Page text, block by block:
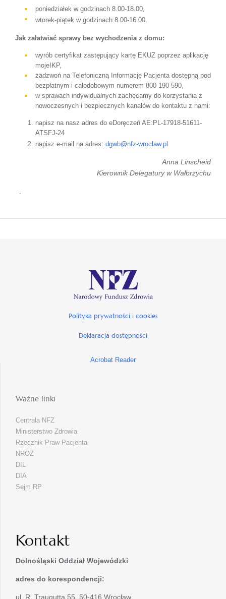
poniedziałek w godzinach 8.00-18.00,
wtorek-piątek w godzinach 8.00-16.00.
Jak załatwiać sprawy bez wychodzenia z domu:
wyrób certyfikat zastępujący kartę EKUZ poprzez aplikację
mojeIKP,
zadzwoń na Telefoniczną Informację Pacjenta dostępną pod
bezpłatnym i całodobowym numerem 800 190 590,
w sprawach indywidualnych zachęcamy do korzystania z
nowoczesnych i bezpiecznych kanałów do kontaktu z nami:
napisz na nasz adres do eDoręczeń AE:PL-17918-51611-
ATSFJ-24
napisz e-mail na adres: dgwb@nfz-wroclaw.pl
Anna Linscheid
Kierownik Delegatury w Wałbrzychu
Polityka prywatności i cookies
Deklaracja dostępności
Acrobat Reader
Ważne linki
Centrala NFZ
Ministerstwo Zdrowia
Rzecznik Praw Pacjenta
NROZ
DIL
DIA
Sejm RP
Kontakt
Dolnośląski Oddział Wojewódzki
adres do korespondencji:
ul. R. Traugutta 55, 50-416 Wrocław